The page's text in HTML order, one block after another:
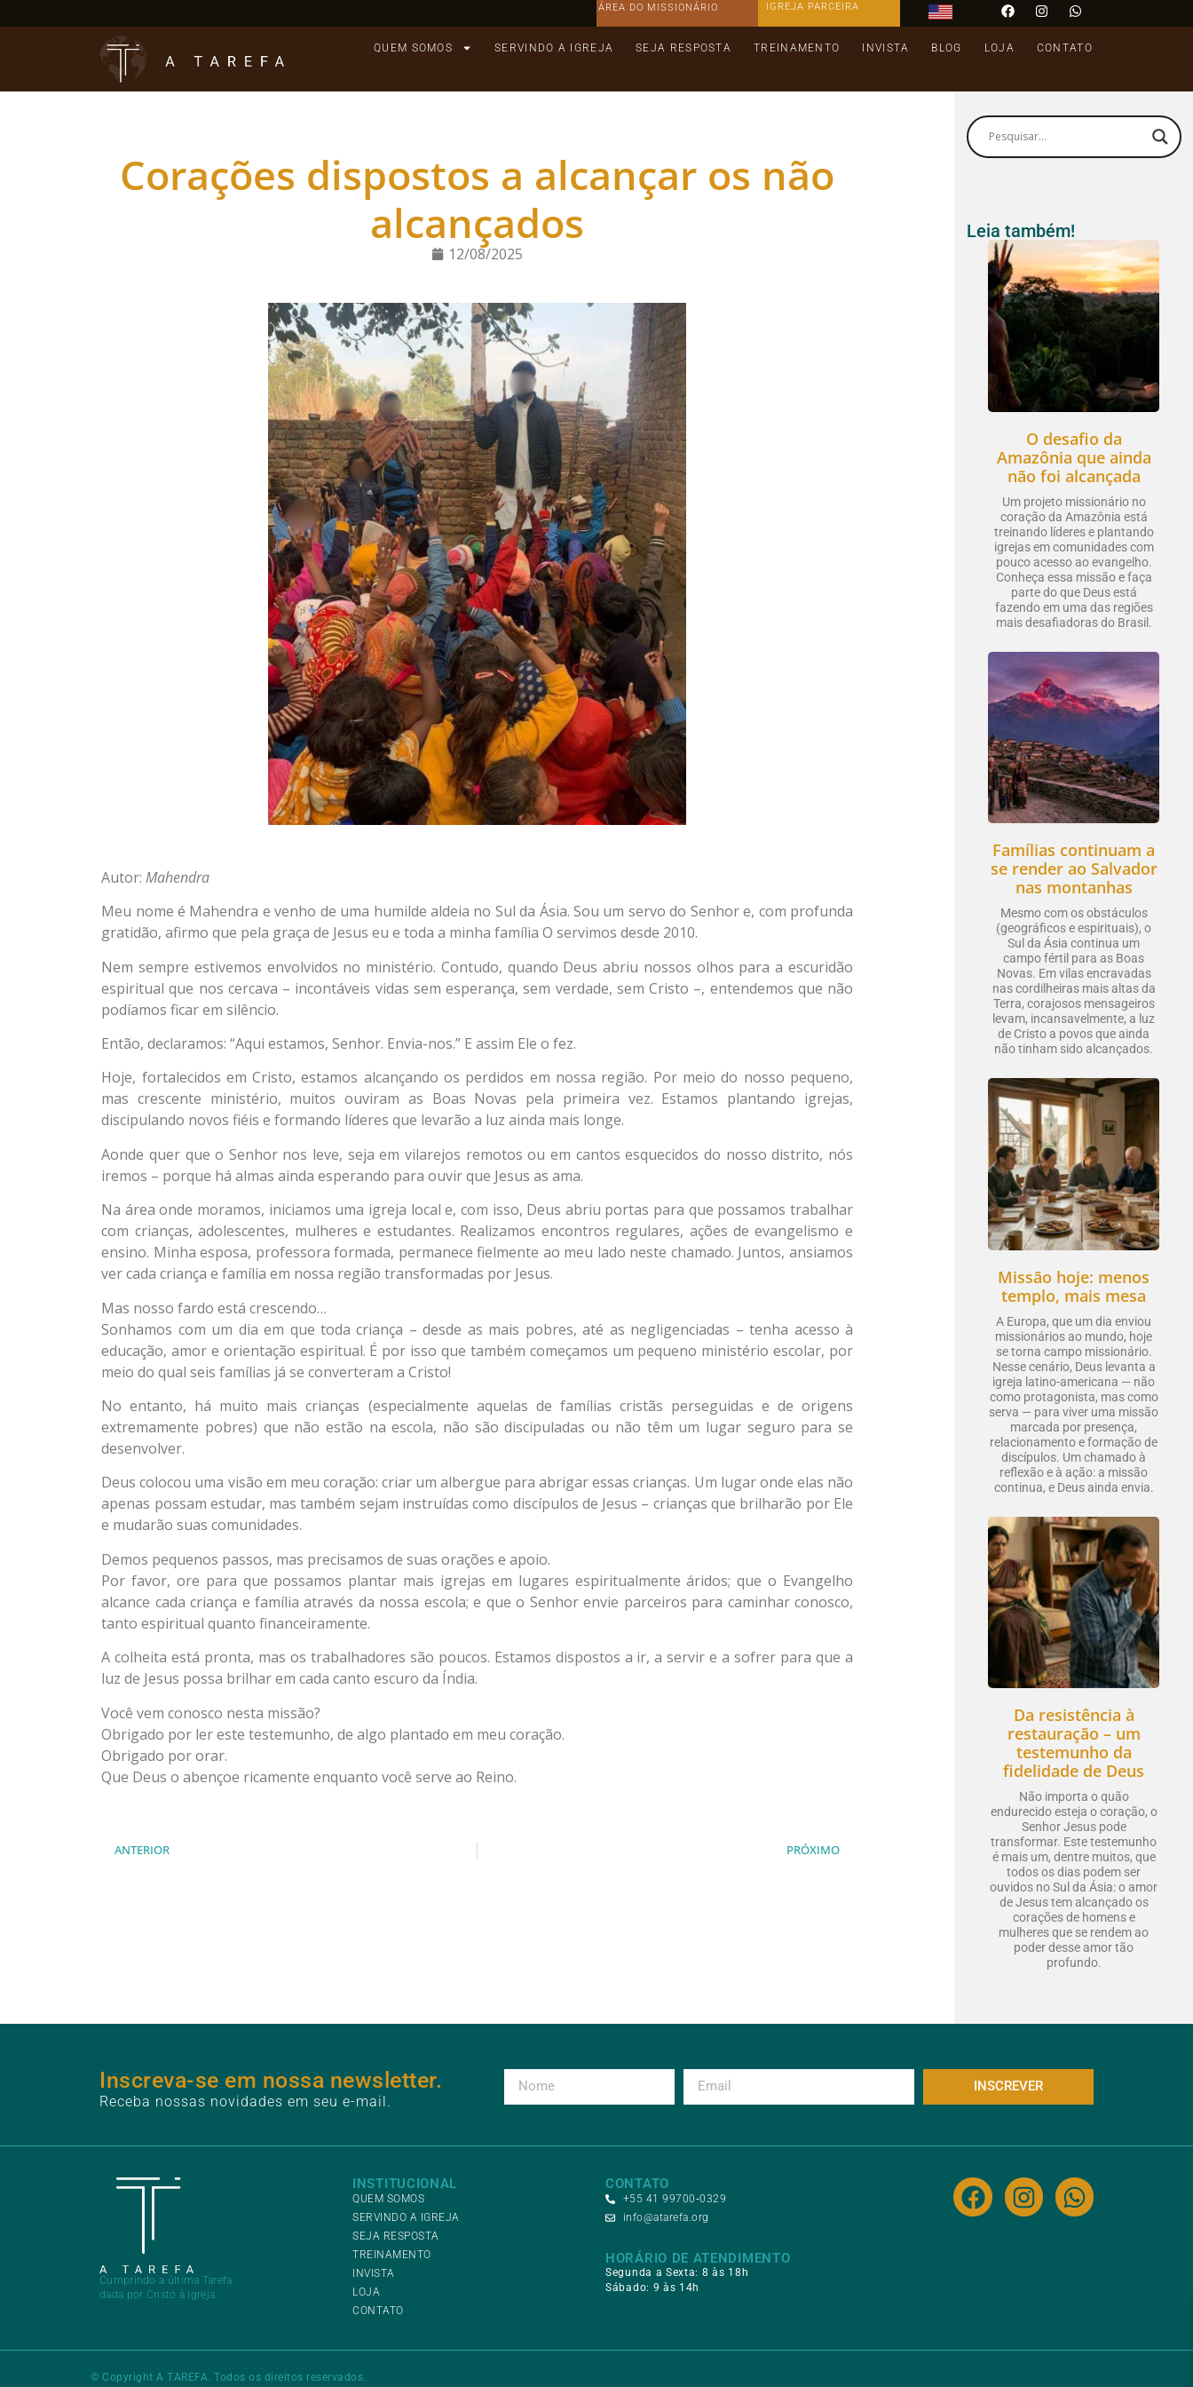
ÁREA DO MISSIONÁRIO IGREJA PARCEIRA
QUEM SOMOS SERVINDO A IGREJA SEJA RESPOSTA TREINAMENTO INVISTA BLOG LOJA CONTATO
Corações dispostos a alcançar os não
alcançados
12/08/2025
Autor:Mahendra
Meu nome é Mahendra e venho de uma humilde aldeia no Sul da Ásia. Sou um servo do Senhor e, com profunda
gratidão, afirmo que pela graça de Jesus eu e toda a minha família O servimos desde 2010.
Nem sempre estivemos envolvidos no ministério. Contudo, quando Deus abriu nossos olhos para a escuridão
espiritual que nos cercava – incontáveis vidas sem esperança, sem verdade, sem Cristo –, entendemos que não
podíamos ficar em silêncio.
Então, declaramos: “Aqui estamos, Senhor. Envia-nos.” E assim Ele o fez.
Hoje, fortalecidos em Cristo, estamos alcançando os perdidos em nossa região. Por meio do nosso pequeno,
mas crescente ministério, muitos ouviram as Boas Novas pela primeira vez. Estamos plantando igrejas,
discipulando novos fiéis e formando líderes que levarão a luz ainda mais longe.
Aonde quer que o Senhor nos leve, seja em vilarejos remotos ou em cantos esquecidos do nosso distrito, nós
iremos – porque há almas ainda esperando para ouvir que Jesus as ama.
Na área onde moramos, iniciamos uma igreja local e, com isso, Deus abriu portas para que possamos trabalhar
com crianças, adolescentes, mulheres e estudantes. Realizamos encontros regulares, ações de evangelismo e
ensino. Minha esposa, professora formada, permanece fielmente ao meu lado neste chamado. Juntos, ansiamos
ver cada criança e família em nossa região transformadas por Jesus.
Mas nosso fardo está crescendo…
Sonhamos com um dia em que toda criança – desde as mais pobres, até as negligenciadas – tenha acesso à
educação, amor e orientação espiritual. É por isso que também começamos um pequeno ministério escolar, por
meio do qual seis famílias já se converteram a Cristo!
No entanto, há muito mais crianças (especialmente aquelas de famílias cristãs perseguidas e de origens
extremamente pobres) que não estão na escola, não são discipuladas ou não têm um lugar seguro para se
desenvolver.
Deus colocou uma visão em meu coração: criar um albergue para abrigar essas crianças. Um lugar onde elas não
apenas possam estudar, mas também sejam instruídas como discípulos de Jesus – crianças que brilharão por Ele
e mudarão suas comunidades.
Demos pequenos passos, mas precisamos de suas orações e apoio.
Por favor, ore para que possamos plantar mais igrejas em lugares espiritualmente áridos; que o Evangelho
alcance cada criança e família através da nossa escola; e que o Senhor envie parceiros para caminhar conosco,
tanto espiritual quanto financeiramente.
A colheita está pronta, mas os trabalhadores são poucos. Estamos dispostos a ir, a servir e a sofrer para que a
luz de Jesus possa brilhar em cada canto escuro da Índia.
Você vem conosco nesta missão?
Obrigado por ler este testemunho, de algo plantado em meu coração.
Obrigado por orar.
Que Deus o abençoe ricamente enquanto você serve ao Reino.
ANTERIOR PRÓXIMO
Leia também!
O desafio da
Amazônia que ainda
não foi alcançada
Um projeto missionário no
coração da Amazônia está
treinando líderes e plantando
igrejas em comunidades com
pouco acesso ao evangelho.
Conheça essa missão e faça
parte do que Deus está
fazendo em uma das regiões
mais desafiadoras do Brasil.
Famílias continuam a
se render ao Salvador
nas montanhas
Mesmo com os obstáculos
(geográficos e espirituais), o
Sul da Ásia continua um
campo fértil para as Boas
Novas. Em vilas encravadas
nas cordilheiras mais altas da
Terra, corajosos mensageiros
levam, incansavelmente, a luz
de Cristo a povos que ainda
não tinham sido alcançados.
Missão hoje: menos
templo, mais mesa
A Europa, que um dia enviou
missionários ao mundo, hoje
se torna campo missionário.
Nesse cenário, Deus levanta a
igreja latino-americana — não
como protagonista, mas como
serva — para viver uma missão
marcada por presença,
relacionamento e formação de
discípulos. Um chamado à
reflexão e à ação: a missão
continua, e Deus ainda envia.
Da resistência à
restauração – um
testemunho da
fidelidade de Deus
Não importa o quão
endurecido esteja o coração, o
Senhor Jesus pode
transformar. Este testemunho
é mais um, dentre muitos, que
todos os dias podem ser
ouvidos no Sul da Ásia: o amor
de Jesus tem alcançado os
corações de homens e
mulheres que se rendem ao
poder desse amor tão
profundo.
Inscreva-se em nossa newsletter.
Receba nossas novidades em seu e-mail.
INSCREVER
Cumprindo a última Tarefa
dada por Cristo à igreja.
INSTITUCIONAL
QUEM SOMOS
SERVINDO A IGREJA
SEJA RESPOSTA
TREINAMENTO
INVISTA
LOJA
CONTATO
CONTATO
+55 41 99700‑0329
info@atarefa.org
HORÁRIO DE ATENDIMENTO
Segunda a Sexta: 8 às 18h ​​
Sábado: 9 às 14h
© Copyright A TAREFA. Todos os direitos reservados.